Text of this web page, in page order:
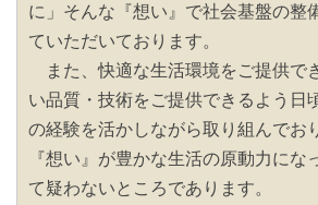
に」そんな『想い』で社会基盤の整
ていただいております。
また、快適な生活環境をご提供で
い品質・技術をご提供できるよう日
の経験を活かしながら取り組んでお
『想い』が豊かな生活の原動力にな
て疑わないところであります。